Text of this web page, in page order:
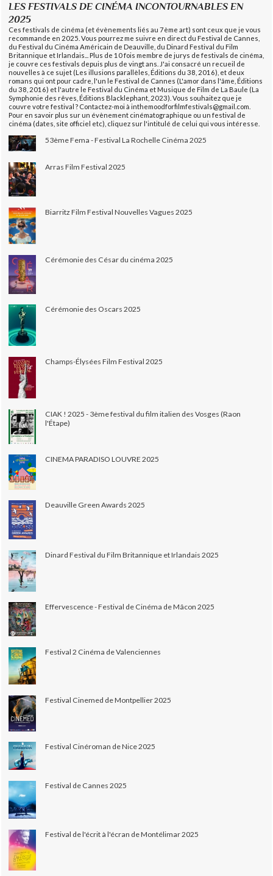
LES FESTIVALS DE CINÉMA INCONTOURNABLES EN
2025
Ces festivals de cinéma (et évènements liés au 7ème art) sont ceux que je vous
recommande en 2025. Vous pourrez me suivre en direct du Festival de Cannes,
du Festival du Cinéma Américain de Deauville, du Dinard Festival du Film
Britannique et Irlandais... Plus de 10 fois membre de jurys de festivals de cinéma,
je couvre ces festivals depuis plus de vingt ans. J'ai consacré un recueil de
nouvelles à ce sujet (Les illusions parallèles, Éditions du 38, 2016), et deux
romans qui ont pour cadre, l'un le Festival de Cannes (L'amor dans l'âme, Éditions
du 38, 2016) et l'autre le Festival du Cinéma et Musique de Film de La Baule (La
Symphonie des rêves, Éditions Blacklephant, 2023). Vous souhaitez que je
couvre votre festival ? Contactez-moi à inthemoodforfilmfestivals@gmail.com.
Pour en savoir plus sur un évènement cinématographique ou un festival de
cinéma (dates, site officiel etc), cliquez sur l'intitulé de celui qui vous intéresse.
53ème Fema - Festival La Rochelle Cinéma 2025
Arras Film Festival 2025
Biarritz Film Festival Nouvelles Vagues 2025
Cérémonie des César du cinéma 2025
Cérémonie des Oscars 2025
Champs-Élysées Film Festival 2025
CIAK ! 2025 - 3ème festival du film italien des Vosges (Raon
l'Étape)
CINEMA PARADISO LOUVRE 2025
Deauville Green Awards 2025
Dinard Festival du Film Britannique et Irlandais 2025
Effervescence - Festival de Cinéma de Mâcon 2025
Festival 2 Cinéma de Valenciennes
Festival Cinemed de Montpellier 2025
Festival Cinéroman de Nice 2025
Festival de Cannes 2025
Festival de l'écrit à l'écran de Montélimar 2025